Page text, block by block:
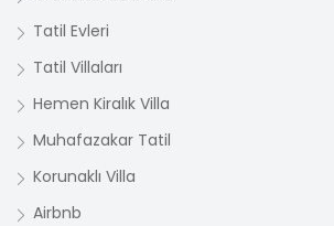
Tatil Evleri
Tatil Villaları
Hemen Kiralık Villa
Muhafazakar Tatil
Korunaklı Villa
Airbnb